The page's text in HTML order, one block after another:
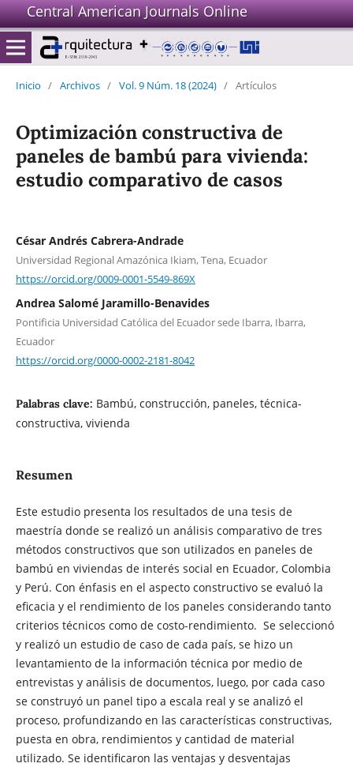
Central American Journals Online
Inicio / Archivos / Vol. 9 Núm. 18 (2024) / Artículos
Optimización constructiva de
paneles de bambú para vivienda:
estudio comparativo de casos
César Andrés Cabrera-Andrade
Universidad Regional Amazónica Ikiam, Tena, Ecuador
https://orcid.org/0009-0001-5549-869X
Andrea Salomé Jaramillo-Benavides
Pontificia Universidad Católica del Ecuador sede Ibarra, Ibarra,
Ecuador
https://orcid.org/0000-0002-2181-8042
Palabras clave: Bambú, construcción, paneles, técnica-
constructiva, vivienda
Resumen
Este estudio presenta los resultados de una tesis de
maestría donde se realizó un análisis comparativo de tres
métodos constructivos que son utilizados en paneles de
bambú en viviendas de interés social en Ecuador, Colombia
y Perú. Con énfasis en el aspecto constructivo se evaluó la
eficacia y el rendimiento de los paneles considerando tanto
criterios técnicos como de costo-rendimiento. Se seleccionó
y realizó un estudio de caso de cada país, se hizo un
levantamiento de la información técnica por medio de
entrevistas y análisis de documentos, luego, por cada caso
se construyó un panel tipo a escala real y se analizó el
proceso, profundizando en las características constructivas,
puesta en obra, rendimientos y cantidad de material
utilizado. Se identificaron las ventajas y desventajas